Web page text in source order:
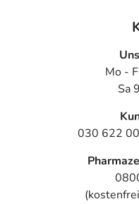
Mo -
Sa
030 622